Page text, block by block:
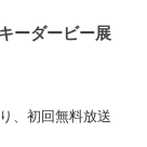
ーダービー展
、初回無料放送